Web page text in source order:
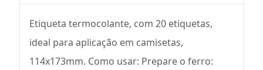
Etiqueta termocolante, com 20 etiquetas,
ideal para aplicação em camisetas,
114x173mm. Como usar: Prepare o ferro: